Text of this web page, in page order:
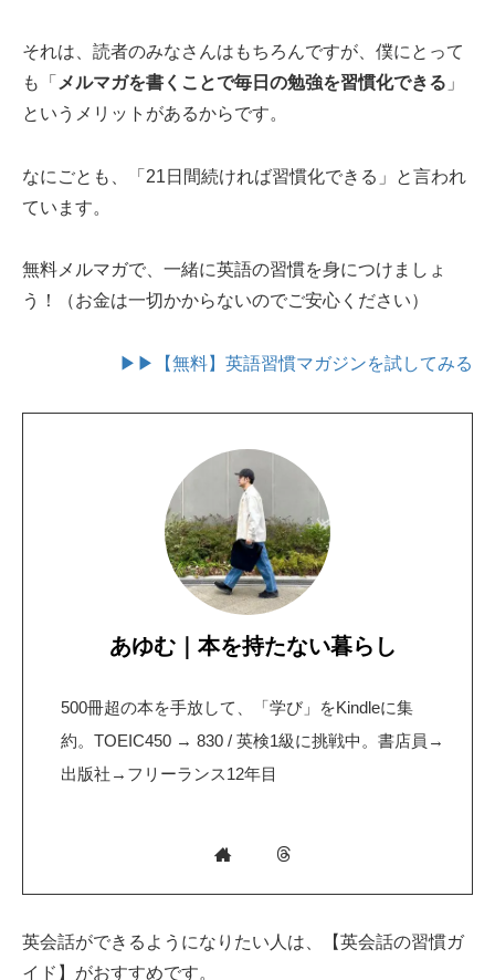
それは、読者のみなさんはもちろんですが、僕にとって
も「 メルマガを書くことで毎日の勉強を習慣化できる 」
というメリットがあるからです。
なにごとも、「21日間続ければ習慣化できる」と言われ
ています。
無料メルマガで、一緒に英語の習慣を身につけましょ
う！（お金は一切かからないのでご安心ください）
▶▶【無料】英語習慣マガジンを試してみる
あゆむ｜本を持たない暮らし
500冊超の本を手放して、「学び」をKindleに集
約。TOEIC450 → 830 / 英検1級に挑戦中。書店員→
出版社→フリーランス12年目
英会話ができるようになりたい人は、【英会話の習慣ガ
イド】がおすすめです。